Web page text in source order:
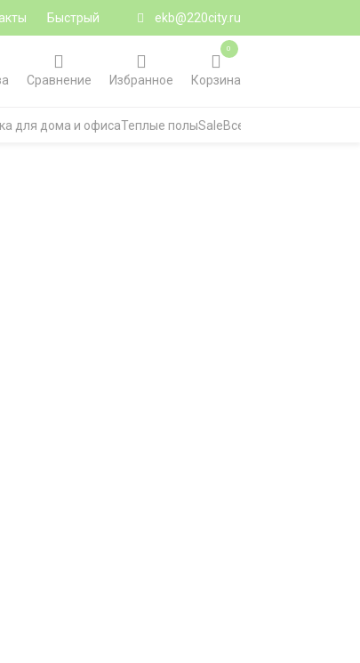
Быстрый
ekb@220city.ru
Сравнение Избранное Корзина
0
для дома и офисаТеплые полыSaleВсе категории